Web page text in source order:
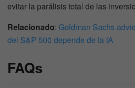
evitar la parálisis total de las
Relacionado: Goldman Sachs
del S&P 500 depende de la IA
FAQs